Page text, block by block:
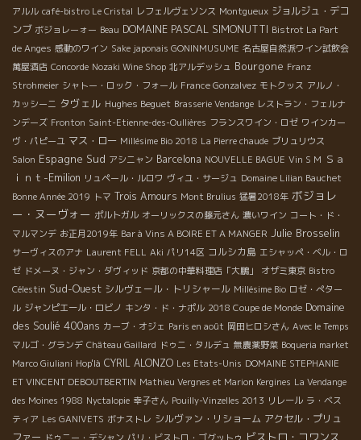
アルル café-bistro Le Cristal レフェルヴェソンス Montgueux ジョルジュ・デコ
ンブ ボジョレーォー Beau DOMAINE PASCAL SIMONUTTI Bistrot La Part
de Anges 感動のワイン Sake japonais GONINMUSUME 名古屋自然派ワイン試飲会
萬屋酒店 Concorde Nozaki Wine Shop 北アルデッシュ Bourgone Franz
Strohmeier シャトー・ロック・フォール France Gonzalvez モトクッス アルノ・
カッシーニ タヴェル Hughes Beguet Brasserie Vendange レストラン・フェルナ
ンデーズ Fronton Saint-Etienne-des-Oullières フランスワイン・ロゼ ワインカー
ヴ・パピーユ マス・ロー Millésime Bio 2018 La Pierre chaude ブリュリウス
Salon Espagne Sud アシニャン Barcelona NOUVELLE BAGUE Vin S M Ｓａ
ｉｎｔ-Emilion リュペール・ルロワ ヴィユ・サージュ Domaine Lilian Bauchet
Bonne Année 2019 トマ Trois Amours Mont Brulius 猛暑2018年 ボジョレ
ー・ヌーヴォー ポルトガル オーリックスの藤元さん 濃いワイン コート・ド・
マルマンデ お正月2019年 Bar à Vins A BOIRE ET A MANGER Julie Brosselin
サーヴィスのアナ Laurent FELL Aki パリ14区 コルシカ島 エシャッペ・ベル・ロ
ゼ ドメーヌ・ジャン・ダヴィッド 京都の中華料理店「大鵬」 オザミ東京 Bistro
Célestin Sud-Ouest シルヴェール・トリシャール Millésime Bio ロゼ・ぺター
ル ジャンピエール・ロビノ キンタ・ド・ナポル 2018 Coupe de Monde Domaine
des Soulié 400ans カーブ・オジェ Paris en août 岡田ヒロシさん Avec le Temps
マルゴ・グランデ Château Gaillard ドゥニ・タルデュ 無農薬野菜 Boqueria market
Marco Giuliani Hop'là CYRIL ALONZO Les Etats-Unis DOMAINE STEPHANIE
ET VINCENT DEBOUTBERTIN Mathieu Vergnes et Marion Kergines La Vendange
des Moines 1988 Nyctalopie 幸子さん Pouilly-Vinzelles 2013 リレール ラ・ベス
ティア Les GANIVETS ボナストレ シルヴァン・リショーム アクセル・プリュ
ファー
ビストロ・コワンス